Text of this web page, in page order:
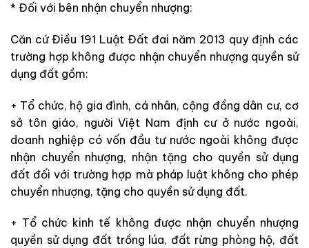
* Đối với bên nhận chuyển nhượng:
Căn cứ Điều 191 Luật Đất đai năm 2013 quy định các
trường hợp không được nhận chuyển nhượng quyền sử
dụng đất gồm:
+ Tổ chức, hộ gia đình, cá nhân, cộng đồng dân cư, cơ
sở tôn giáo, người Việt Nam định cư ở nước ngoài,
doanh nghiệp có vốn đầu tư nước ngoài không được
nhận chuyển nhượng, nhận tặng cho quyền sử dụng
đất đối với trường hợp mà pháp luật không cho phép
chuyển nhượng, tặng cho quyền sử dụng đất.
+ Tổ chức kinh tế không được nhận chuyển nhượng
quyền sử dụng đất trồng lúa, đất rừng phòng hộ, đất